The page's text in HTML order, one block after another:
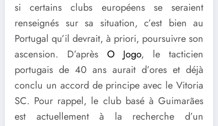
si certains clubs européens se seraient
renseignés sur sa situation, c’est bien au
Portugal qu’il devrait, à priori, poursuivre son
ascension. D’après O Jogo, le tacticien
portugais de 40 ans aurait d’ores et déjà
conclu un accord de principe avec le Vitoria
SC. Pour rappel, le club basé à Guimarães
est actuellement à la recherche d’un